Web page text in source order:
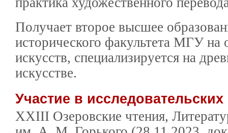
Получает второе высшее
исторического факультета МГУ на
искусств, специализируется на
искусстве.
Участие в
XXIII Озеровские чтения,